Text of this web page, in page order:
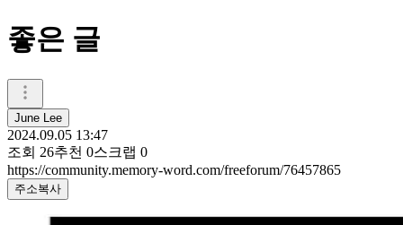
좋은 글
June Lee
2024.09.05 13:47
조회 26추천 0스크랩 0
https://community.memory-word.com/freeforum/76457865
주소복사